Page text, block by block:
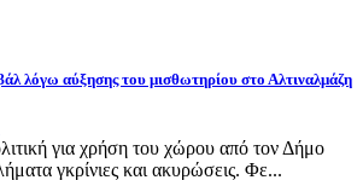
λόγω αύξησης του μισθωτηρίου στο Αλτιναλμάζη
για χρήση του χώρου από τον Δήμο
γκρίνιες και ακυρώσεις. Φε...